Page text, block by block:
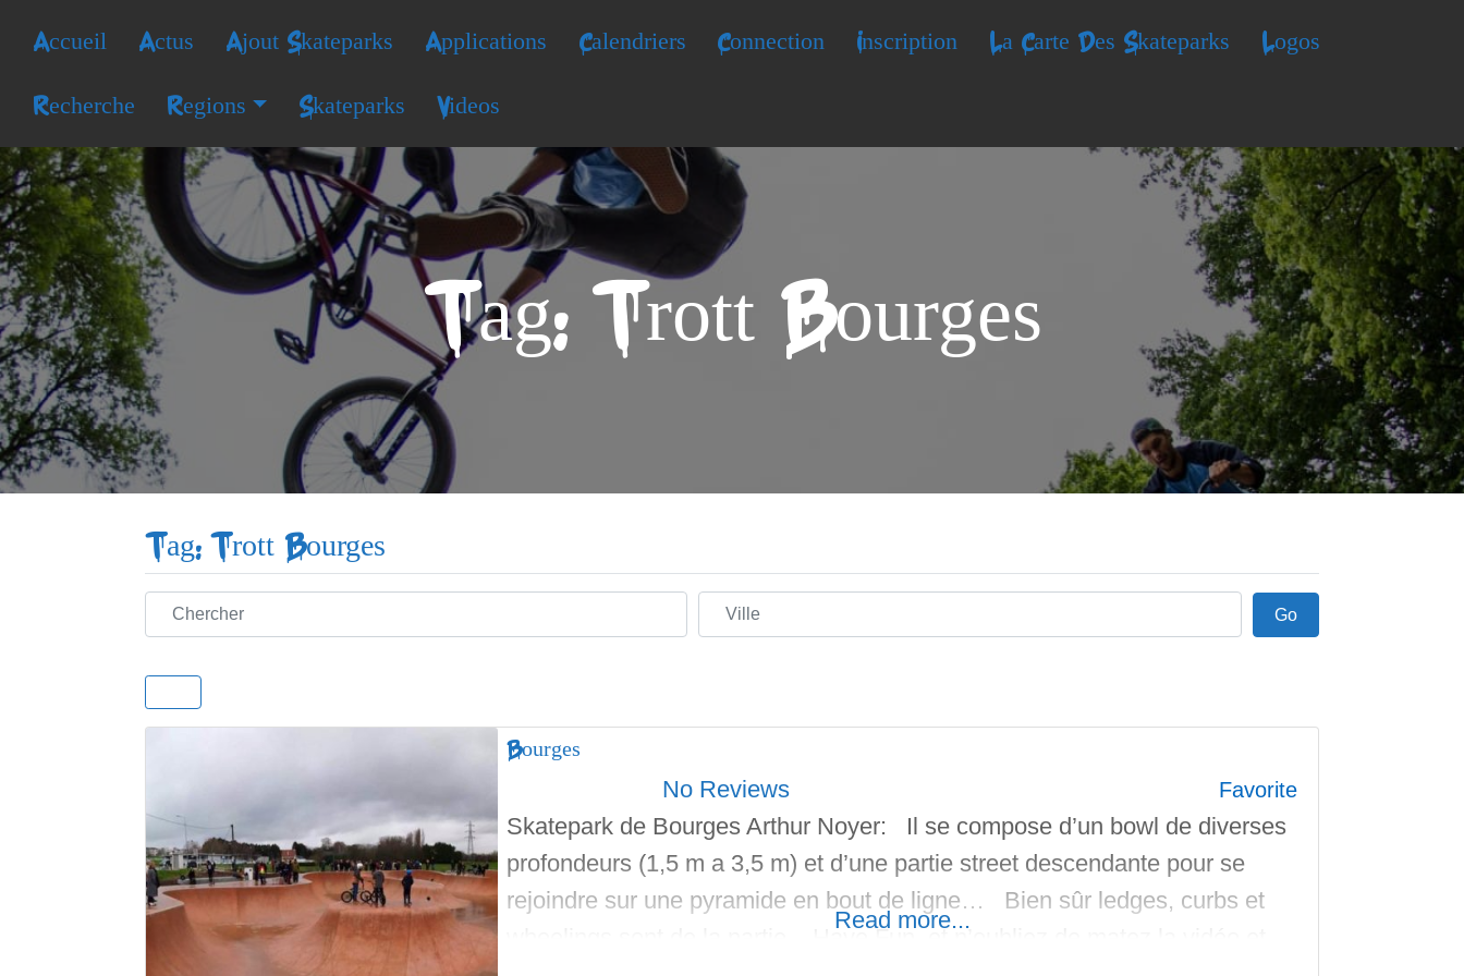
Accueil Actus Ajout Skateparks Applications Calendriers Connection Inscription La Carte Des Skateparks Logos
Recherche Regions Skateparks Videos
Tag: Trott Bourges
Tag: Trott Bourges
Chercher Ville GoGo
Bourges
No Reviews Favorite
Skatepark de Bourges Arthur Noyer: Il se compose d’un bowl de diverses
profondeurs (1,5 m a 3,5 m) et d’une partie street descendante pour se
rejoindre sur une pyramide en bout de ligne… Bien sûr ledges, curbs et
wheelings sont de la partie. Have Fun, et n’oubliez de matez la vidéo et
Read more...